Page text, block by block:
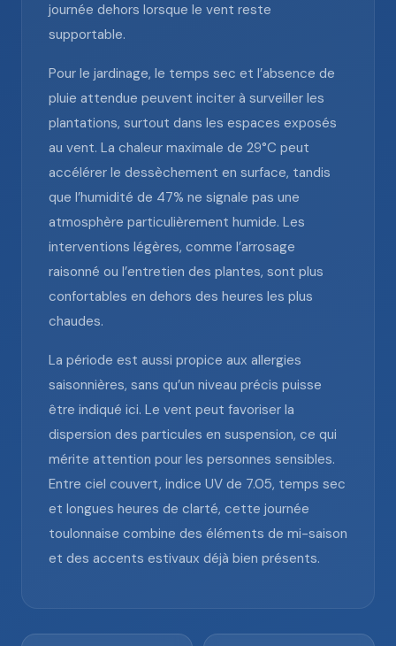
journée dehors lorsque le vent reste
supportable.
Pour le jardinage, le temps sec et l’absence de
pluie attendue peuvent inciter à surveiller les
plantations, surtout dans les espaces exposés
au vent. La chaleur maximale de 29°C peut
accélérer le dessèchement en surface, tandis
que l’humidité de 47% ne signale pas une
atmosphère particulièrement humide. Les
interventions légères, comme l’arrosage
raisonné ou l’entretien des plantes, sont plus
confortables en dehors des heures les plus
chaudes.
La période est aussi propice aux allergies
saisonnières, sans qu’un niveau précis puisse
être indiqué ici. Le vent peut favoriser la
dispersion des particules en suspension, ce qui
mérite attention pour les personnes sensibles.
Entre ciel couvert, indice UV de 7.05, temps sec
et longues heures de clarté, cette journée
toulonnaise combine des éléments de mi-saison
et des accents estivaux déjà bien présents.